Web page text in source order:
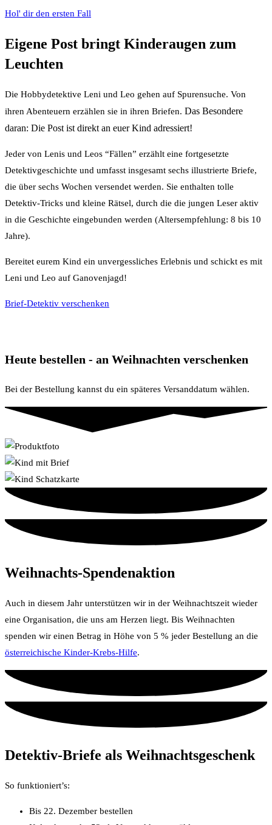
Hol' dir den ersten Fall
Eigene Post bringt Kinderaugen zum
Leuchten
Die Hobbydetektive Leni und Leo gehen auf Spurensuche. Von
ihren Abenteuern erzählen sie in ihren Briefen. Das Besondere
daran: Die Post ist direkt an euer Kind adressiert!
Jeder von Lenis und Leos “Fällen” erzählt eine fortgesetzte
Detektivgeschichte und umfasst insgesamt sechs illustrierte Briefe,
die über sechs Wochen versendet werden. Sie enthalten tolle
Detektiv-Tricks und kleine Rätsel, durch die die jungen Leser aktiv
in die Geschichte eingebunden werden (Altersempfehlung: 8 bis 10
Jahre).
Bereitet eurem Kind ein unvergessliches Erlebnis und schickt es mit
Leni und Leo auf Ganovenjagd!
Brief-Detektiv verschenken
Heute bestellen - an Weihnachten verschenken
Bei der Bestellung kannst du ein späteres Versanddatum wählen.
Weihnachts-Spendenaktion
Auch in diesem Jahr unterstützen wir in der Weihnachtszeit wieder
eine Organisation, die uns am Herzen liegt. Bis Weihnachten
spenden wir einen Betrag in Höhe von 5 % jeder Bestellung an die
österreichische Kinder-Krebs-Hilfe.
Detektiv-Briefe als Weihnachtsgeschenk
So funktioniert’s:
Bis 22. Dezember bestellen